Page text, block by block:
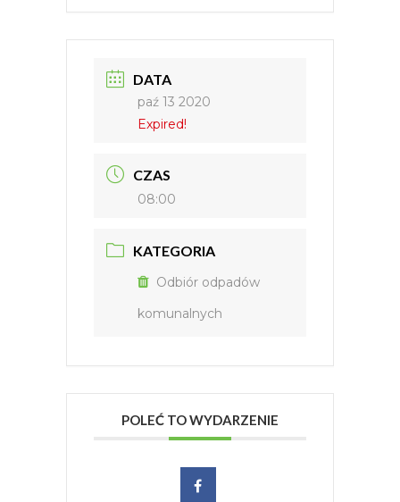
DATA
paź 13 2020
Expired!
CZAS
08:00
KATEGORIA
Odbiór odpadów
komunalnych
POLEĆ TO WYDARZENIE